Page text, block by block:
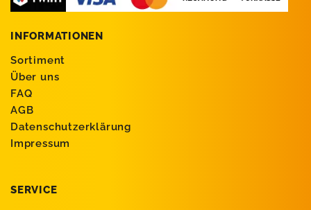
INFORMATIONEN
Sortiment
Über uns
FAQ
AGB
Datenschutzerklärung
Impressum
SERVICE